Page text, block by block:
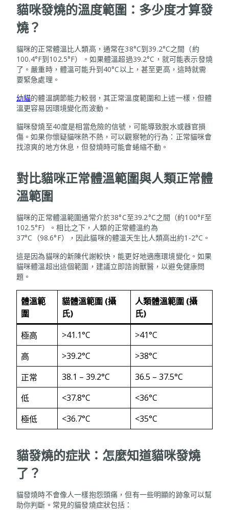
貓咪發燒的溫度範圍：多少度才算發
燒？
貓咪的正常體溫比人類高，通常在38°C到39.2°C之間（約
100.4°F到102.5°F）。如果體溫超過39.2°C，就可能表示發燒
了。嚴重時，體溫可能升到40°C以上，甚至更高，這時就需
要緊急處理。
幼貓的體溫調節能力較弱，其正常溫度範圍和上述一樣，但體
溫更容易因環境變化而波動。
貓咪發燒至40度是相當危險的信號，可能導致脫水或器官損
傷。如果你懷疑貓咪熱不熱，可以觀察牠的行為：正常貓咪會
找涼爽的地方休息，但發燒時可能會蜷縮不動。
對比貓咪正常體溫範圍與人類正常體
溫範圍
貓咪的正常體溫範圍通常介於38°C至39.2°C之間（約100°F至
102.5°F）。相比之下，人類的正常體溫約為
37°C（98.6°F），因此貓咪的體溫天生比人類高出約1-2°C。
這是因為貓咪的新陳代謝較快，能更好地適應環境變化。如果
貓咪體溫超出這個範圍，建議立即諮詢獸醫，以避免健康問
題。
體溫範
圍
貓體溫範圍 (攝
氏)
人類體溫範圍 (攝
氏)
極高
>41.1°C
>41°C
高
>39.2°C
>38°C
正常
38.1 – 39.2°C
36.5 – 37.5°C
低
<37.8°C
<36°C
極低
<36.7°C <35°C
貓發燒的症狀：怎麼知道貓咪發燒
了？
貓發燒時不會像人一樣抱怨頭痛，但有一些明顯的跡象可以幫
助你判斷。常見的貓發燒症狀包括：